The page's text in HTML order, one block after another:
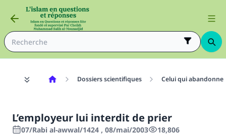
Dossiers scientifiques Celui qui abandonne
L’employeur lui interdit de prier
07/Rabi al-awwal/1424 , 08/mai/2003 18,806